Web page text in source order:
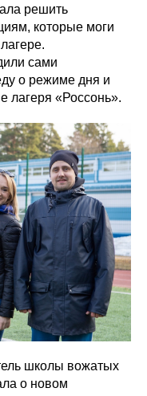
решить
которые моги
сами
о режиме дня и
лагеря «Россонь».
школы вожатых
о новом